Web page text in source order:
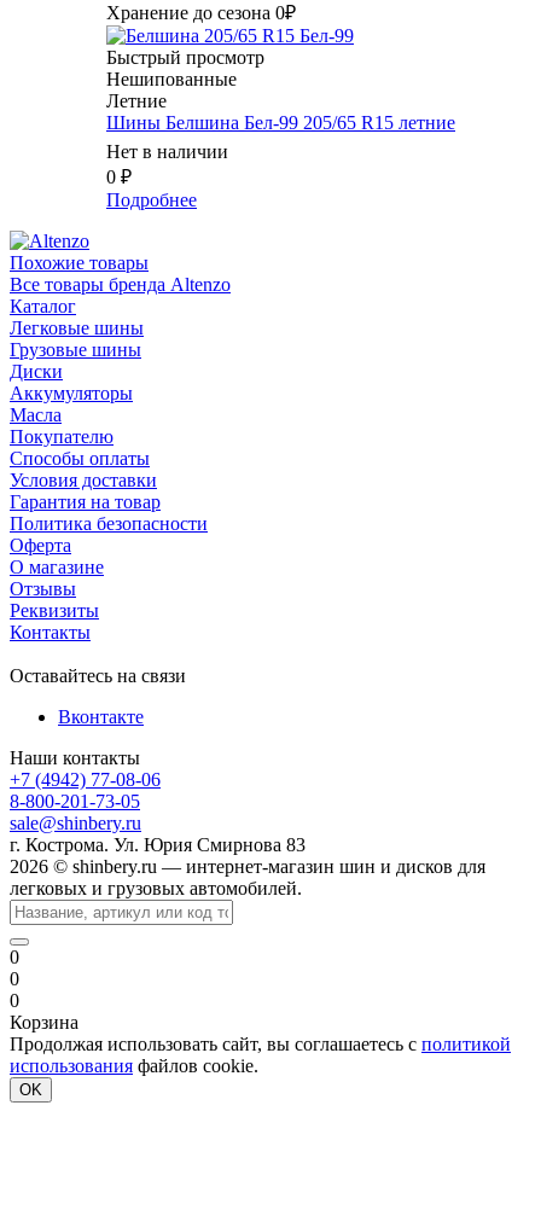
Хранение до сезона 0₽
Быстрый просмотр
Нешипованные
Летние
Шины Белшина Бел-99 205/65 R15 летние
Нет в наличии
0 ₽
Подробнее
Похожие товары
Все товары бренда Altenzo
Каталог
Легковые шины
Грузовые шины
Диски
Аккумуляторы
Масла
Покупателю
Способы оплаты
Условия доставки
Гарантия на товар
Политика безопасности
Оферта
О магазине
Отзывы
Реквизиты
Контакты
Оставайтесь на связи
Вконтакте
Наши контакты
+7 (4942) 77-08-06
8-800-201-73-05
sale@shinbery.ru
г. Кострома. Ул. Юрия Смирнова 83
2026 © shinbery.ru — интернет-магазин шин и дисков для
легковых и грузовых автомобилей.
0
0
0
Корзина
Продолжая использовать сайт, вы соглашаетесь с политикой
использования файлов cookie.
OK